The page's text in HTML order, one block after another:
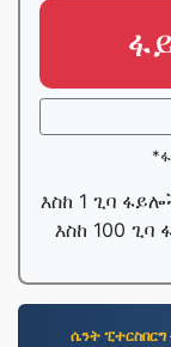
እስከ 1 ጊባ
እስከ 100
ሴንት ፒተርስበርግ